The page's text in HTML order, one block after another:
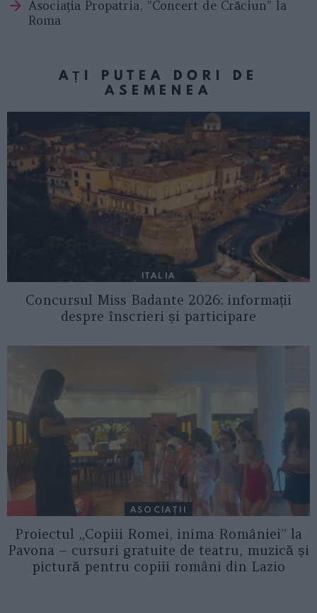
Asociația Propatria, ”Concert de Crăciun” la
Roma
AȚI PUTEA DORI DE
ASEMENEA
ITALIA
Concursul Miss Badante 2026: informații
despre înscrieri și participare
ASOCIAŢII
Proiectul „Copiii Romei, inima României” la
Pavona – cursuri gratuite de teatru, muzică și
pictură pentru copiii români din Lazio